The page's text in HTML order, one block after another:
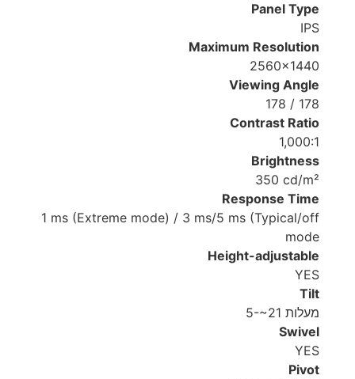
Panel Type
IPS
Maximum Resolution
2560x1440
Viewing Angle
178 / 178
Contrast Ratio
1,000:1
Brightness
350 cd/m²
Response Time
1 ms (Extreme mode) / 3 ms/5 ms (Typical/off
mode
Height-adjustable
YES
Tilt
5-~21 מעלות
Swivel
YES
Pivot